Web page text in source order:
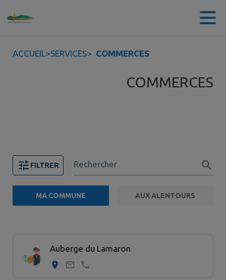
Contenu
ACCUEIL>SERVICES> COMMERCES
COMMERCES
FILTRER Rechercher
MA COMMUNE AUX ALENTOURS
Auberge du Lamaron